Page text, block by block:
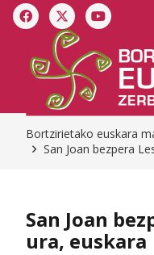
Bortzirietako euskara
San Joan bezpera
San Joan
ura, euskara